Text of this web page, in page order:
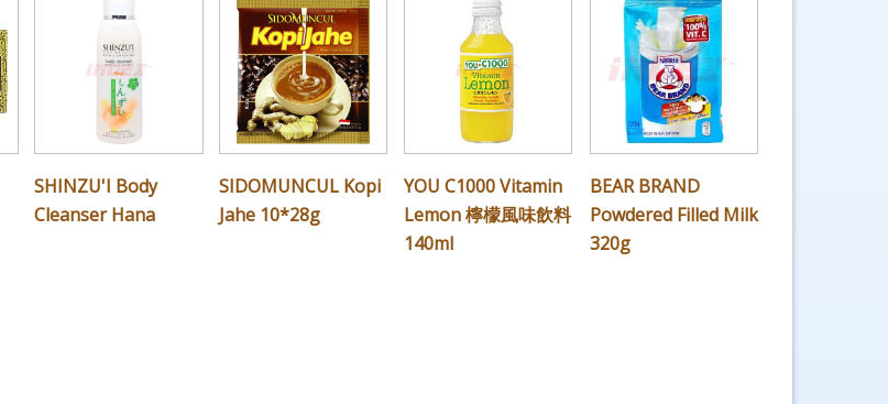
SHINZU'I Body
Cleanser Hana
SIDOMUNCUL Kopi
Jahe 10*28g
YOU C1000 Vitamin
Lemon 檸檬風味飲料
140ml
BEAR BRAND
Powdered Filled Milk
320g